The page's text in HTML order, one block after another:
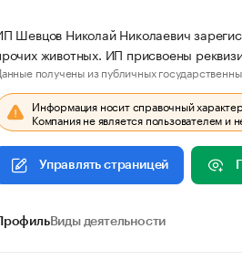
Шевцов Николай Николаевич
животных. ИП присвоены
получены из публичных
Информация носит справочный
Компания не является пользователем
Управлять страницей
ПрофильВиды деятельности